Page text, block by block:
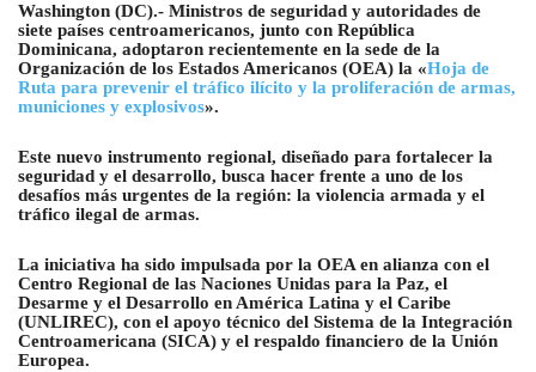
Washington (DC).- Ministros de seguridad y autoridades de
siete países centroamericanos, junto con República
Dominicana, adoptaron recientemente en la sede de la
Organización de los Estados Americanos (OEA) la «Hoja de
Ruta para prevenir el tráfico ilícito y la proliferación de armas,
municiones y explosivos».
Este nuevo instrumento regional, diseñado para fortalecer la
seguridad y el desarrollo, busca hacer frente a uno de los
desafíos más urgentes de la región: la violencia armada y el
tráfico ilegal de armas.
La iniciativa ha sido impulsada por la OEA en alianza con el
Centro Regional de las Naciones Unidas para la Paz, el
Desarme y el Desarrollo en América Latina y el Caribe
(UNLIREC), con el apoyo técnico del Sistema de la Integración
Centroamericana (SICA) y el respaldo financiero de la Unión
Europea.